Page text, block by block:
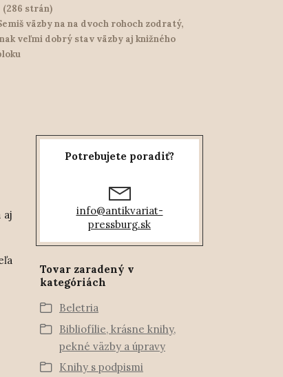
(286 strán)
väzby na na dvoch rohoch zodratý,
veľmi dobrý stav väzby aj knižného
aj
Potrebujete poradiť?
info@antikvariat-
pressburg.sk
Tovar zaradený v
kategóriách
Beletria
Bibliofílie, krásne knihy,
pekné väzby a úpravy
Knihy s podpismi